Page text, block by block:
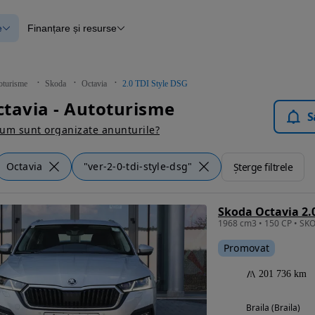
verificate
Blog Autovit.ro
Finanțare și resurse
Skoda Octavia 2.0 TDI Style DSG
- Autoturisme
sunt organizate anunturile?
Octavia "ver-2-0-tdi-style-dsg" Șterge filtrele
Skoda Octavia
Promovat
201 736 km
Braila (Braila)